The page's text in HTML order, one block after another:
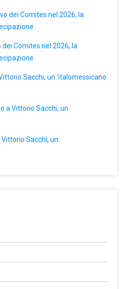
dei Comites nel 2026, la
dei Comites nel 2026, la
Sacchi, un ‘italomessicano
a Vittorio Sacchi, un
Sacchi, un